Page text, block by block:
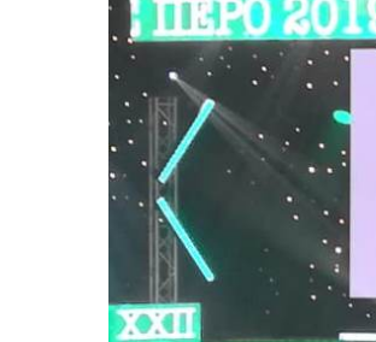
Телепрограмма
ТНВ-Татарстан
ТНВ-Планета